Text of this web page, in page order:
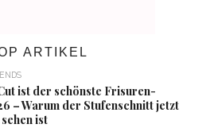
ARTIKEL
ist der schönste Frisuren-
– Warum der Stufenschnitt jetzt
ist